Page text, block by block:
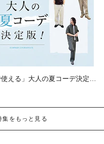
使える」大人の夏コーデ決定
イルとNGな着こなし
集をもっと見る